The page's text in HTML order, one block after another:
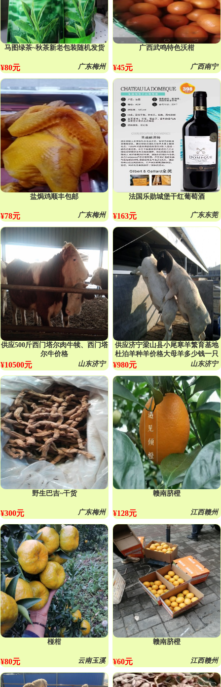
马图绿茶~秋茶新老包装随机发货
广东梅州
¥80元
广西武鸣特色沃柑
广西南宁
¥45元
盐焗鸡顺丰包邮
广东梅州
¥78元
法国乐勋城堡干红葡萄酒
广东东莞
¥163元
供应500斤西门塔尔肉牛犊、西门塔
尔牛价格
山东济宁
¥10500元
供应济宁梁山县小尾寒羊繁育基地
杜泊羊种羊价格大母羊多少钱一只
山东济宁
¥980元
野生巴吉~干货
广东梅州
¥300元
赣南脐橙
江西赣州
¥128元
椪柑
云南玉溪
¥80元
赣南脐橙
江西赣州
¥60元